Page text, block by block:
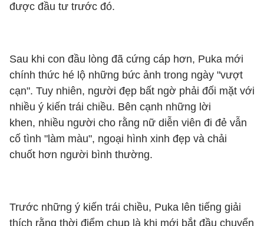
được đầu tư trước đó.
Sau khi con đầu lòng đã cứng cáp hơn, Puka mới
chính thức hé lộ những bức ảnh trong ngày "vượt
cạn". Tuy nhiên, người đẹp bất ngờ phải đối mặt với
nhiều ý kiến trái chiều. Bên cạnh những lời
khen, nhiều người cho rằng nữ diễn viên đi đẻ vẫn
cố tình "làm màu", ngoại hình xinh đẹp và chải
chuốt hơn người bình thường.
Trước những ý kiến trái chiều, Puka lên tiếng giải
thích rằng thời điểm chụp là khi mới bắt đầu chuyển